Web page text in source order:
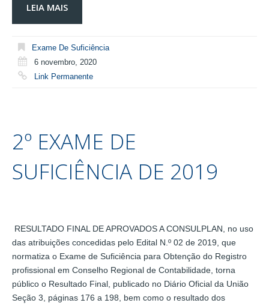
LEIA MAIS
Exame De Suficiência
6 novembro, 2020
Link Permanente
2º EXAME DE
SUFICIÊNCIA DE 2019
RESULTADO FINAL DE APROVADOS A CONSULPLAN, no uso
das atribuições concedidas pelo Edital N.º 02 de 2019, que
normatiza o Exame de Suficiência para Obtenção do Registro
profissional em Conselho Regional de Contabilidade, torna
público o Resultado Final, publicado no Diário Oficial da União
Seção 3, páginas 176 a 198, bem como o resultado dos